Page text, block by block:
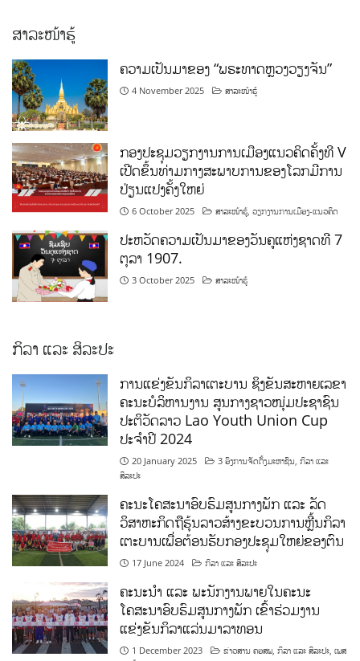
ສາລະໜ້າຮູ້
ຄວາມເປັນມາຂອງ “ພຣະທາດຫຼວງວຽງຈັນ”
4 November 2025 ສາລະໜ້າຮູ້
ກອງປະຊຸມວຽກງານການເມືອງແນວຄິດຄັ້ງທີ V
ເປີດຂຶ້ນທ່າມກາງສະພາບການຂອງໂລກມີການ
ປ່ຽນແປງຄັ້ງໃຫຍ່
6 October 2025 ສາລະໜ້າຮູ້ ,ວຽກງານການເມືອງ-ແນວຄິດ
ປະຫວັດຄວາມເປັນມາຂອງວັນຄູແຫ່ງຊາດທີ 7
ຕຸລາ 1907.
3 October 2025 ສາລະໜ້າຮູ້
ກິລາ ແລະ ສິລະປະ
ການແຂ່ງຂັນກິລາເຕະບານ ຊິງຂັນສະຫາຍເລຂາ
ຄະນະບໍລິຫານງານ ສູນກາງຊາວໜຸ່ມປະຊາຊົນ
ປະຕິວັດລາວ Lao Youth Union Cup
ປະຈຳປີ 2024
20 January 2025 3 ອົງການຈັດຕັ້ງມະຫາຊົນ,ກິລາ ແລະ
ສິລະປະ
ຄະນະໂຄສະນາອົບຮົມສູນກາງພັກ ແລະ ລັດ
ວິສາຫະກິດຖືຮຸ້ນລາວສ້າງຂະບວນການຫຼີ້ນກິລາ
ເຕະບານເພື່ອຕ້ອນຮັບກອງປະຊຸມໃຫຍ່ຂອງຕົນ
17 June 2024 ກິລາ ແລະ ສິລະປະ
ຄະນະນຳ ແລະ ພະນັກງານພາຍໃນຄະນະ
ໂຄສະນາອົບຮົມສູນກາງພັກ ເຂົ້າຮ່ວມງານ
ແຂ່ງຂັນກິລາແລ່ນມາລາທອນ
1 December 2023 ຂ່າວສານ ຄອສພ,ກິລາ ແລະ ສິລະປະ,ເພສ